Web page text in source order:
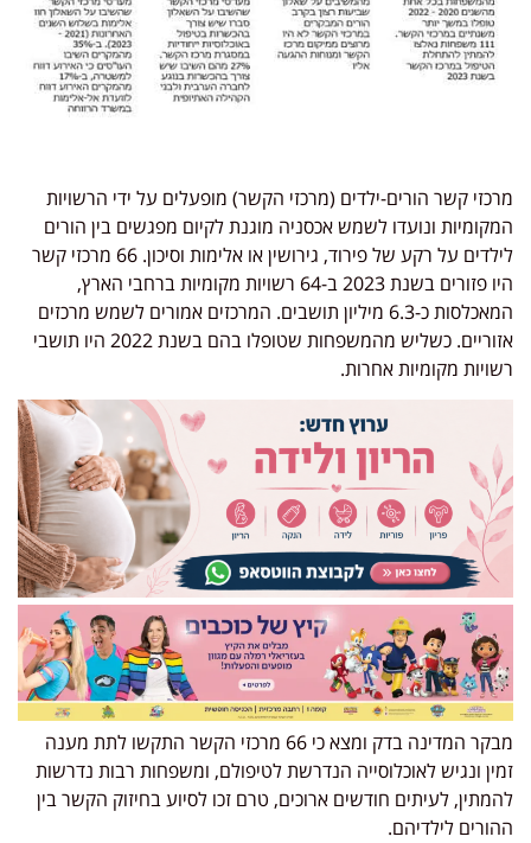
מרכזי קשר הורים-ילדים (מרכזי הקשר) מופעלים על ידי הרשויות
המקומיות ונועדו לשמש אכסניה מוגנת לקיום מפגשים בין הורים
לילדים על רקע של פירוד, גירושין או אלימות וסיכון. 66 מרכזי קשר
היו פזורים בשנת 2023 ב-64 רשויות מקומיות ברחבי הארץ,
המאכלסות כ-6.3 מיליון תושבים. המרכזים אמורים לשמש מרכזים
אזוריים. כשליש מהמשפחות שטופלו בהם בשנת 2022 היו תושבי
רשויות מקומיות אחרות.
מבקר המדינה בדק ומצא כי 66 מרכזי הקשר התקשו לתת מענה
זמין ונגיש לאוכלוסייה הנדרשת לטיפולם, ומשפחות רבות נדרשות
להמתין, לעיתים חודשים ארוכים, טרם זכו לסיוע בחיזוק הקשר בין
ההורים לילדיהם.